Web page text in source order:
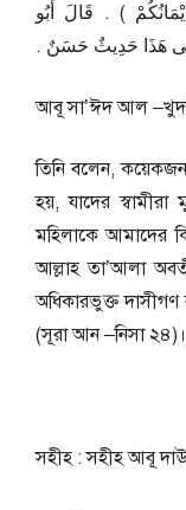
‏)‏ ‏.‏ قَالَ أَبُو
هَذَا حَدِيثٌ حَسَنٌ ‏.‏
আবূ সা’ঈদ আল
তিনি বলেন,
হয়, যাদের
মহিলাকে আমাদের
আল্লাহ তা’আলা
অধিকারভুক্ত
(সূরা আন –নিসা ২৪)।
সহীহ : সহীহ আবূ